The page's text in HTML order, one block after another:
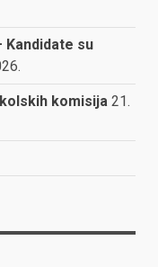
Kandidate su
komisija 21.